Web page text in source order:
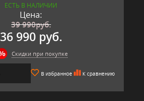
ЕСТЬ В НАЛИЧИИ
Цена:
39 990руб.
36 990 руб.
Скидки при покупке
В избранное К сравнению